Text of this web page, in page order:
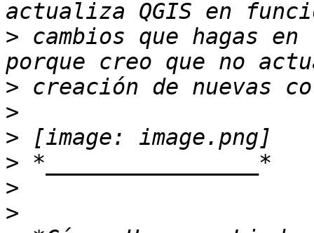
> cambios que hagas
>
>
>
>
>
>